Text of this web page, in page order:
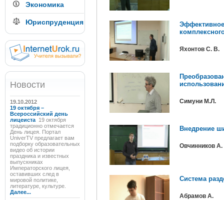
Экономика
Юриспруденция
Новости
19.10.2012
19 октября –
Всероссийский день
лицеиста 19 октября
традиционно отмечается
День лицея. Портал
UniverTV предлагает вам
подборку образовательных
видео об истории
праздника и известных
выпускниках
Императорского лицея,
оставивших след в
мировой политике,
литературе, культуре.
Далее...
Яхонтов С. В.
Симуни М.Л.
Внедрение
Овчинников А.
Система
Абрамов А.